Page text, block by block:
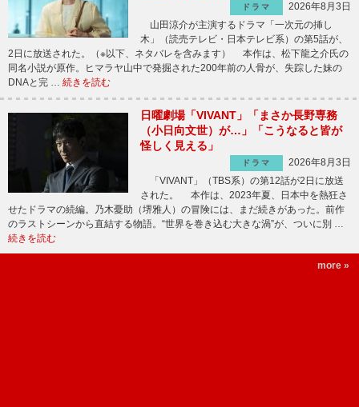
ドラマ
2026年8月3日
山田涼介が主演するドラマ「一次元の挿し
木」（読売テレビ・日本テレビ系）の第5話が、
2日に放送された。（※以下、ネタバレを含みます） 本作は、松下龍之介氏の
同名小説が原作。ヒマラヤ山中で発掘された200年前の人骨が、失踪した妹の
DNAと完 … 続きを読む
日曜劇場「VIVANT」「まさか長野専務
（小日向文世）が…」「こうなると皆が
怪しく見える」
ドラマ
2026年8月3日
「VIVANT」（TBS系）の第12話が2日に放送
された。 本作は、2023年夏、日本中を熱狂さ
せたドラマの続編。乃木憂助（堺雅人）の冒険には、まだ続きがあった。前作
のラストシーンから直結する物語。“世界を巻き込む大きな渦”が、ついに別 …
続きを読む
more »